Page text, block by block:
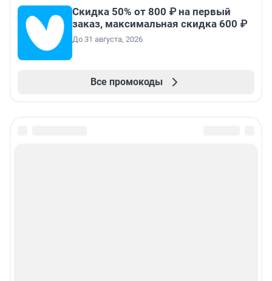
Скидка 50% от 800 ₽ на первый
заказ, максимальная скидка 600 ₽
До 31 августа, 2026
Все промокоды